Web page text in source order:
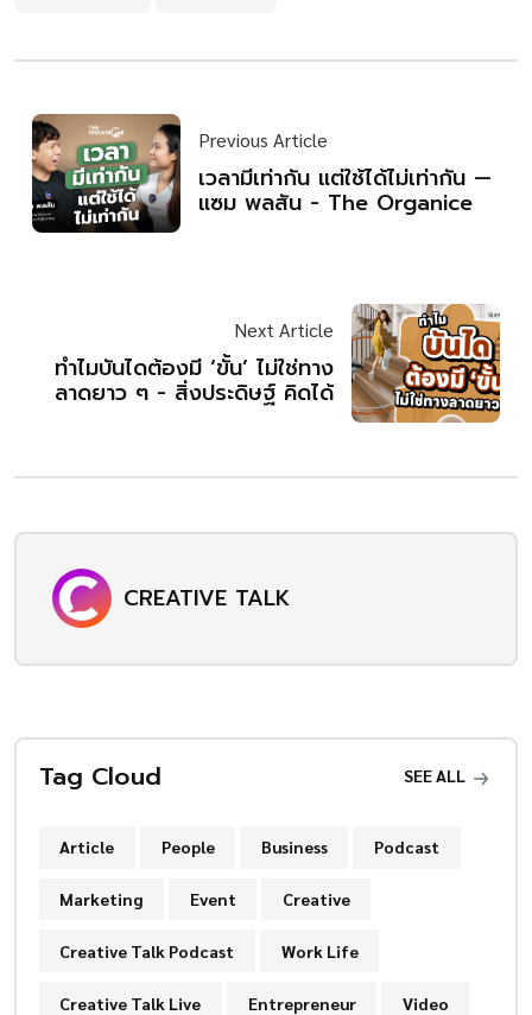
Previous Article
เวลามีเท่ากัน แต่ใช้ได้ไม่เท่ากัน —
แซม พลสัน - The Organice
Next Article
ทำไมบันไดต้องมี ‘ขั้น’ ไม่ใช่ทาง
ลาดยาว ๆ - สิ่งประดิษฐ์ คิดได้
CREATIVE TALK
Tag Cloud SEE ALL
Article People Business Podcast
Marketing Event Creative
Creative Talk Podcast Work Life
Creative Talk Live Entrepreneur Video